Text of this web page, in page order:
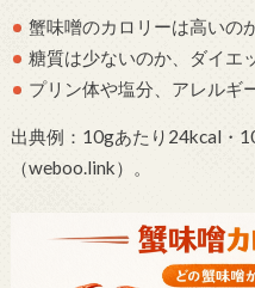
蟹味噌のカロリーは高いの
糖質は少ないのか、ダイエ
プリン体や塩分、アレルギ
出典例：10gあたり24kcal・
（weboo.link）。